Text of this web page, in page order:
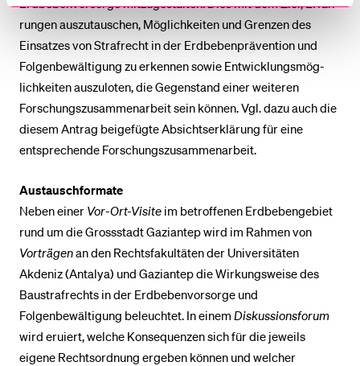
Erdbebenvorsorge mitzugestalten. Dies mit dem Ziel, Er­fah­
run­gen auszutauschen, Möglich­keiten und Grenzen des
Einsatzes von Strafrecht in der Erd­be­ben­prä­ven­tion und
Folgenbewältigung zu erkennen sowie Ent­wick­lungs­mög­
lich­kei­ten auszuloten, die Gegenstand einer weiteren
Forschungszusammenarbeit sein können. Vgl. dazu auch die
diesem Antrag beigefügte Ab­sichts­erklärung für eine
entsprechende Forschungszusammenarbeit.
Austauschformate
Neben einer Vor-Ort-Visite im betroffenen Erdbebengebiet
rund um die Grossstadt Gaziantep wird im Rahmen von
Vorträgenan den Rechtsfakultäten der Universitäten
Akdeniz (Antalya) und Gaziantep die Wirkungsweise des
Baustrafrechts in der Erd­be­ben­vor­sor­ge und
Folgenbewältigung beleuchtet. In einem Diskussionsforum
wird eruiert, welche Konsequenzen sich für die jeweils
eigene Rechtsordnung ergeben können und welcher